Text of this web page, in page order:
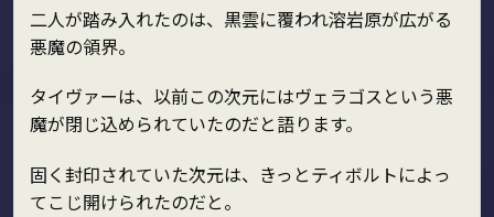
二人が踏み入れたのは、黒雲に覆われ溶岩原が広がる
悪魔の領界。
タイヴァーは、以前この次元にはヴェラゴスという悪
魔が閉じ込められていたのだと語ります。
固く封印されていた次元は、きっとティボルトによっ
てこじ開けられたのだと。